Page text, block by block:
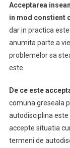
Acceptarea
in mod constient
dar in practica
anumita parte a
problemelor sa
este.
De ce este
comuna greseala
autodisciplina este
accepte situatia
termeni de